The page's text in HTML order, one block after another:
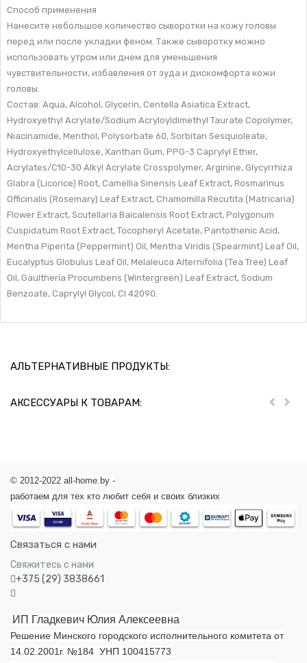
Способ применения
Нанесите небольшое количество сыворотки на кожу головы
перед или после укладки феном. Также сыворотку можно
использовать утром или днем для уменьшения
чувствительности, избавления от зуда и дискомфорта кожи
головы.
Состав: Aqua, Alcohol, Glycerin, Centella Asiatica Extract,
Hydroxyethyl Acrylate/Sodium Acryloyldimethyl Taurate Copolymer,
Niacinamide, Menthol, Polysorbate 60, Sorbitan Sesquioleate,
Hydroxyethylcellulose, Xanthan Gum, PPG-3 Caprylyl Ether,
Acrylates/C10-30 Alkyl Acrylate Crosspolymer, Arginine, Glycyrrhiza
Glabra (Licorice) Root, Camellia Sinensis Leaf Extract, Rosmarinus
Officinalis (Rosemary) Leaf Extract, Chamomilla Recutita (Matricaria)
Flower Extract, Scutellaria Baicalensis Root Extract, Polygonum
Cuspidatum Root Extract, Tocopheryl Acetate, Pantothenic Acid,
Mentha Piperita (Peppermint) Oil, Mentha Viridis (Spearmint) Leaf Oil,
Eucalyptus Globulus Leaf Oil, Melaleuca Alternifolia (Tea Tree) Leaf
Oil, Gaultheria Procumbens (Wintergreen) Leaf Extract, Sodium
Benzoate, Caprylyl Glycol, CI 42090.
АЛЬТЕРНАТИВНЫЕ ПРОДУКТЫ:
АКСЕССУАРЫ К ТОВАРАМ: Пред
© 2012-2022 all-home.by -
работаем для тех кто любит себя и своих близких
Связаться с нами
Свяжитесь с нами
+375 (29) 3838661
ИП Гладкевич Юлия Алексеевна
Решение Минского городского исполнительного комитета от
14.02.2001г. №184 УНП 100415773